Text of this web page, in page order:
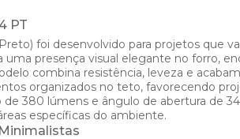
PT
foi desenvolvido para projetos que
presença visual elegante no forro,
combina resistência, leveza e
organizados no teto, favorecendo
380 lúmens e ângulo de abertura de
específicas do ambiente.